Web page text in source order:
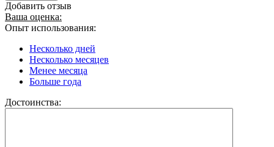
Добавить отзыв
Ваша оценка:
Опыт использования:
Несколько дней
Несколько месяцев
Менее месяца
Больше года
Достоинства: